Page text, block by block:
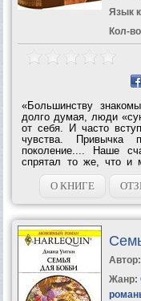
Язык
Кол-
«Большинству
долго думая, люди
от себя. И часто
чувства. Привычка
поколение.... Наше
спрятал то же, что и
ковые слабости... и
«созданными для
О КНИГЕ
Автор:
Жанр: